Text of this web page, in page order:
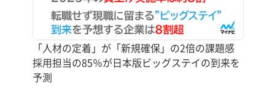
「人材の定着」が「新規確保」の2倍の課題感
採用担当の85％が日本版ビッグステイの到来を
予測